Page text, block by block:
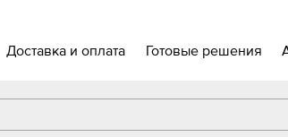
Доставка и оплата Готовые решения